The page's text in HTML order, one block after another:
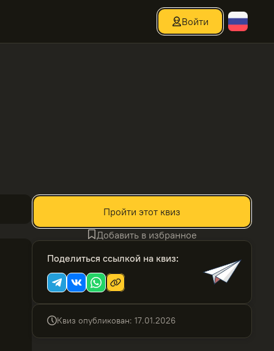
Войти
Пройти этот квиз
Добавить в избранное
Поделиться ссылкой на квиз:
Квиз опубликован: 17.01.2026